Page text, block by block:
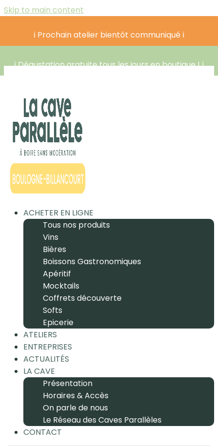
Skip to main content
ℹ️ Prochain atelier bientôt communiqué ℹ️
ℹ️ Dégustation gratuite tous les jours en boutique ! ℹ️
ACHETER EN LIGNE
Tous nos produits
Vins
Bières
Boissons Gastronomiques
Apéritif
Mocktails
Coffrets découverte
Softs
Epicerie
ATELIERS
ENTREPRISES
ACTUALITÉS
LA CAVE
Présentation
Horaires & Accès
On parle de nous
Le Réseau des Caves Parallèles
CONTACT